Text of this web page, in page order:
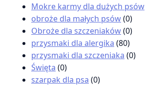
Mokre karmy dla dużych psów
obroże dla małych psów(0)
Obroże dla szczeniaków(0)
przysmaki dla alergika (80)
przysmaki dla szczeniaka (0)
Święta (0)
szarpak dla psa (0)